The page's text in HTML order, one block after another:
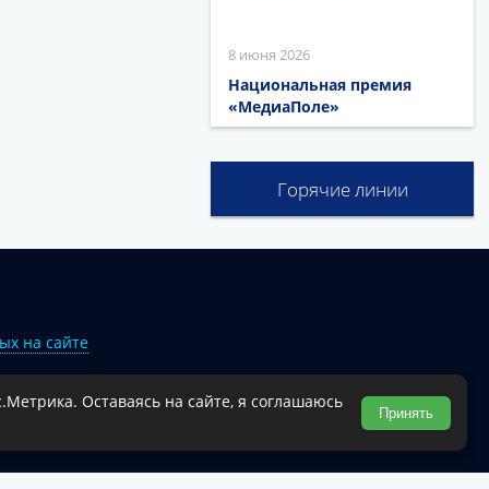
8 июня 2026
Национальная премия
«МедиаПоле»
Горячие линии
на сайте
муниципального округа.
Оставаясь на сайте, я соглашаюсь
Принять